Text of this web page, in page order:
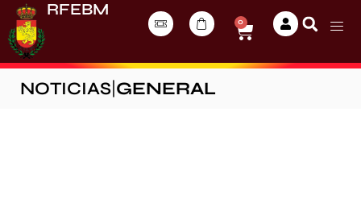
RFEBM
0
NOTICIAS GENERAL